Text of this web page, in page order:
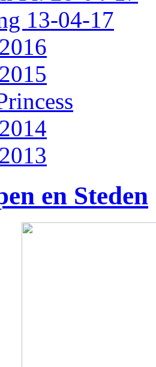
13-04-17
en Steden